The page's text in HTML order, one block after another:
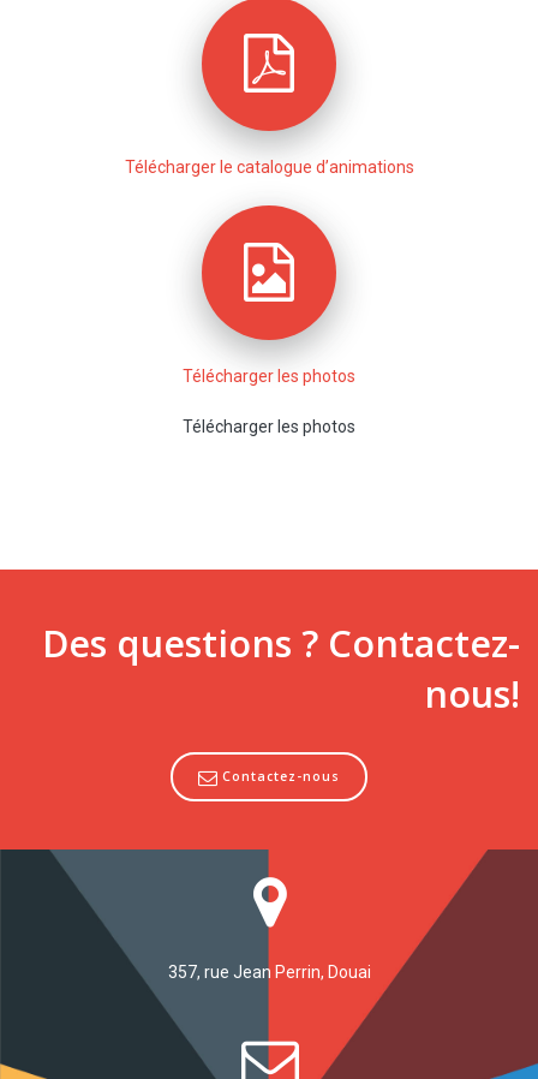
Télécharger le catalogue d’animations
Télécharger les photos
Télécharger les photos
Des questions ? Contactez-
nous!
Contactez-nous
357, rue Jean Perrin, Douai